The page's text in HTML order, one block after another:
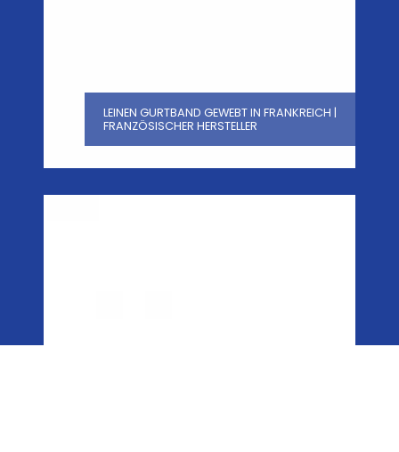
LEINEN GURTBAND GEWEBT IN FRANKREICH |
FRANZÖSISCHER HERSTELLER